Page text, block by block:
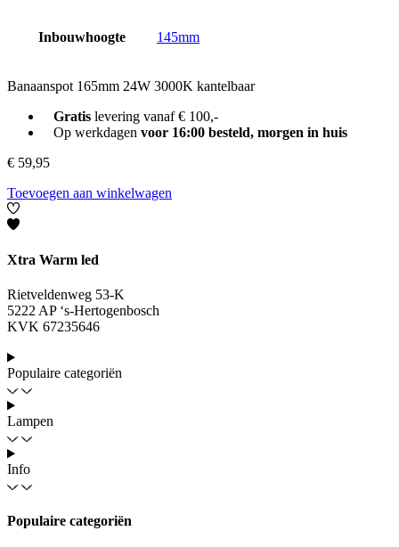
Inbouwhoogte 145mm
Banaanspot 165mm 24W 3000K kantelbaar
Gratislevering vanaf € 100,-
Op werkdagen voor 16:00 besteld, morgen in huis
€ 59,95
Toevoegen aan winkelwagen
Xtra Warm led
Rietveldenweg 53-K
5222 AP ‘s-Hertogenbosch
KVK 67235646
Populaire categoriën
Lampen
Info
Populaire categoriën